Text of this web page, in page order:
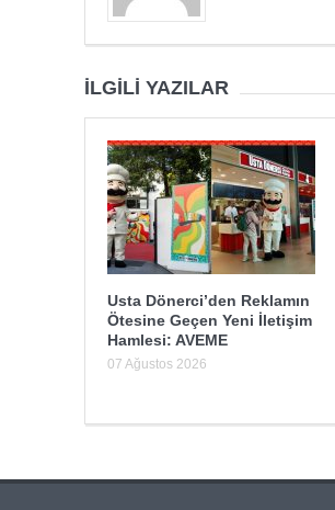
İLGILI YAZILAR
Usta Dönerci’den Reklamın
Ötesine Geçen Yeni İletişim
Hamlesi: AVEME
07 Ağustos 2026